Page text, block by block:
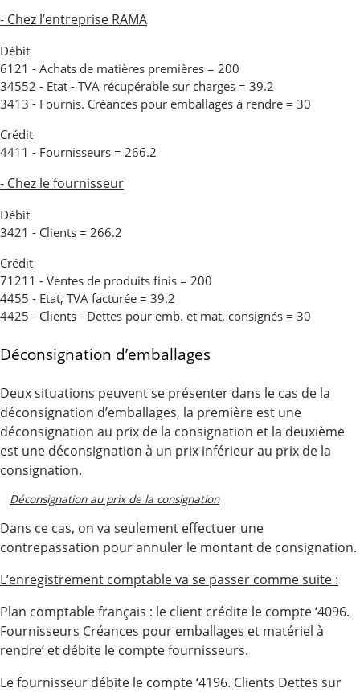
- Chez l’entreprise RAMA
Débit
6121 - Achats de matières premières = 200
34552 - Etat - TVA récupérable sur charges = 39.2
3413 - Fournis. Créances pour emballages à rendre = 30
Crédit
4411 - Fournisseurs = 266.2
- Chez le fournisseur
Débit
3421 - Clients = 266.2
Crédit
71211 - Ventes de produits finis = 200
4455 - Etat, TVA facturée = 39.2
4425 - Clients - Dettes pour emb. et mat. consignés = 30
Déconsignation d’emballages
Deux situations peuvent se présenter dans le cas de la
déconsignation d’emballages, la première est une
déconsignation au prix de la consignation et la deuxième
est une déconsignation à un prix inférieur au prix de la
consignation.
Déconsignation au prix de la consignation
Dans ce cas, on va seulement effectuer une
contrepassation pour annuler le montant de consignation.
L’enregistrement comptable va se passer comme suite :
Plan comptable français : le client crédite le compte ‘4096.
Fournisseurs Créances pour emballages et matériel à
rendre’ et débite le compte fournisseurs.
Le fournisseur débite le compte ‘4196. Clients Dettes sur